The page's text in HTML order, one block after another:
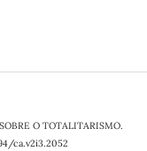
O TOTALITARISMO.
ca.v2i3.2052